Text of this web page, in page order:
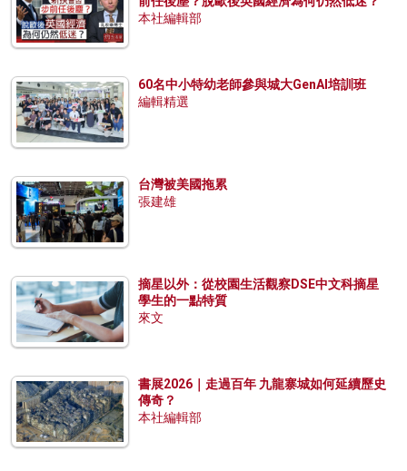
本社編輯部
60名中小特幼老師參與城大GenAI培訓班
編輯精選
台灣被美國拖累
張建雄
摘星以外：從校園生活觀察DSE中文科摘星
學生的一點特質
來文
書展2026｜走過百年 九龍寨城如何延續歷史
傳奇？
本社編輯部